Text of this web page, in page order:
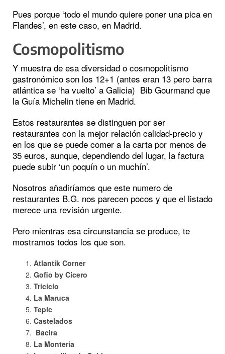
Pues porque ‘todo el mundo quiere poner una pica en
Flandes’, en este caso, en Madrid.
Cosmopolitismo
Y muestra de esa diversidad o cosmopolitismo
gastronómico son los 12+1 (antes eran 13 pero barra
atlántica se ‘ha vuelto’ a Galicia) Bib Gourmand que
la Guía Michelin tiene en Madrid.
Estos restaurantes se distinguen por ser
restaurantes con la mejor relación calidad-precio y
en los que se puede comer a la carta por menos de
35 euros, aunque, dependiendo del lugar, la factura
puede subir ‘un poquín o un muchín’.
Nosotros añadiríamos que este numero de
restaurantes B.G. nos parecen pocos y que el listado
merece una revisión urgente.
Pero mientras esa circunstancia se produce, te
mostramos todos los que son.
Atlantik Corner
Gofio by Cicero
Triciclo
La Maruca
Tepic
Castelados
Bacira
La Montería